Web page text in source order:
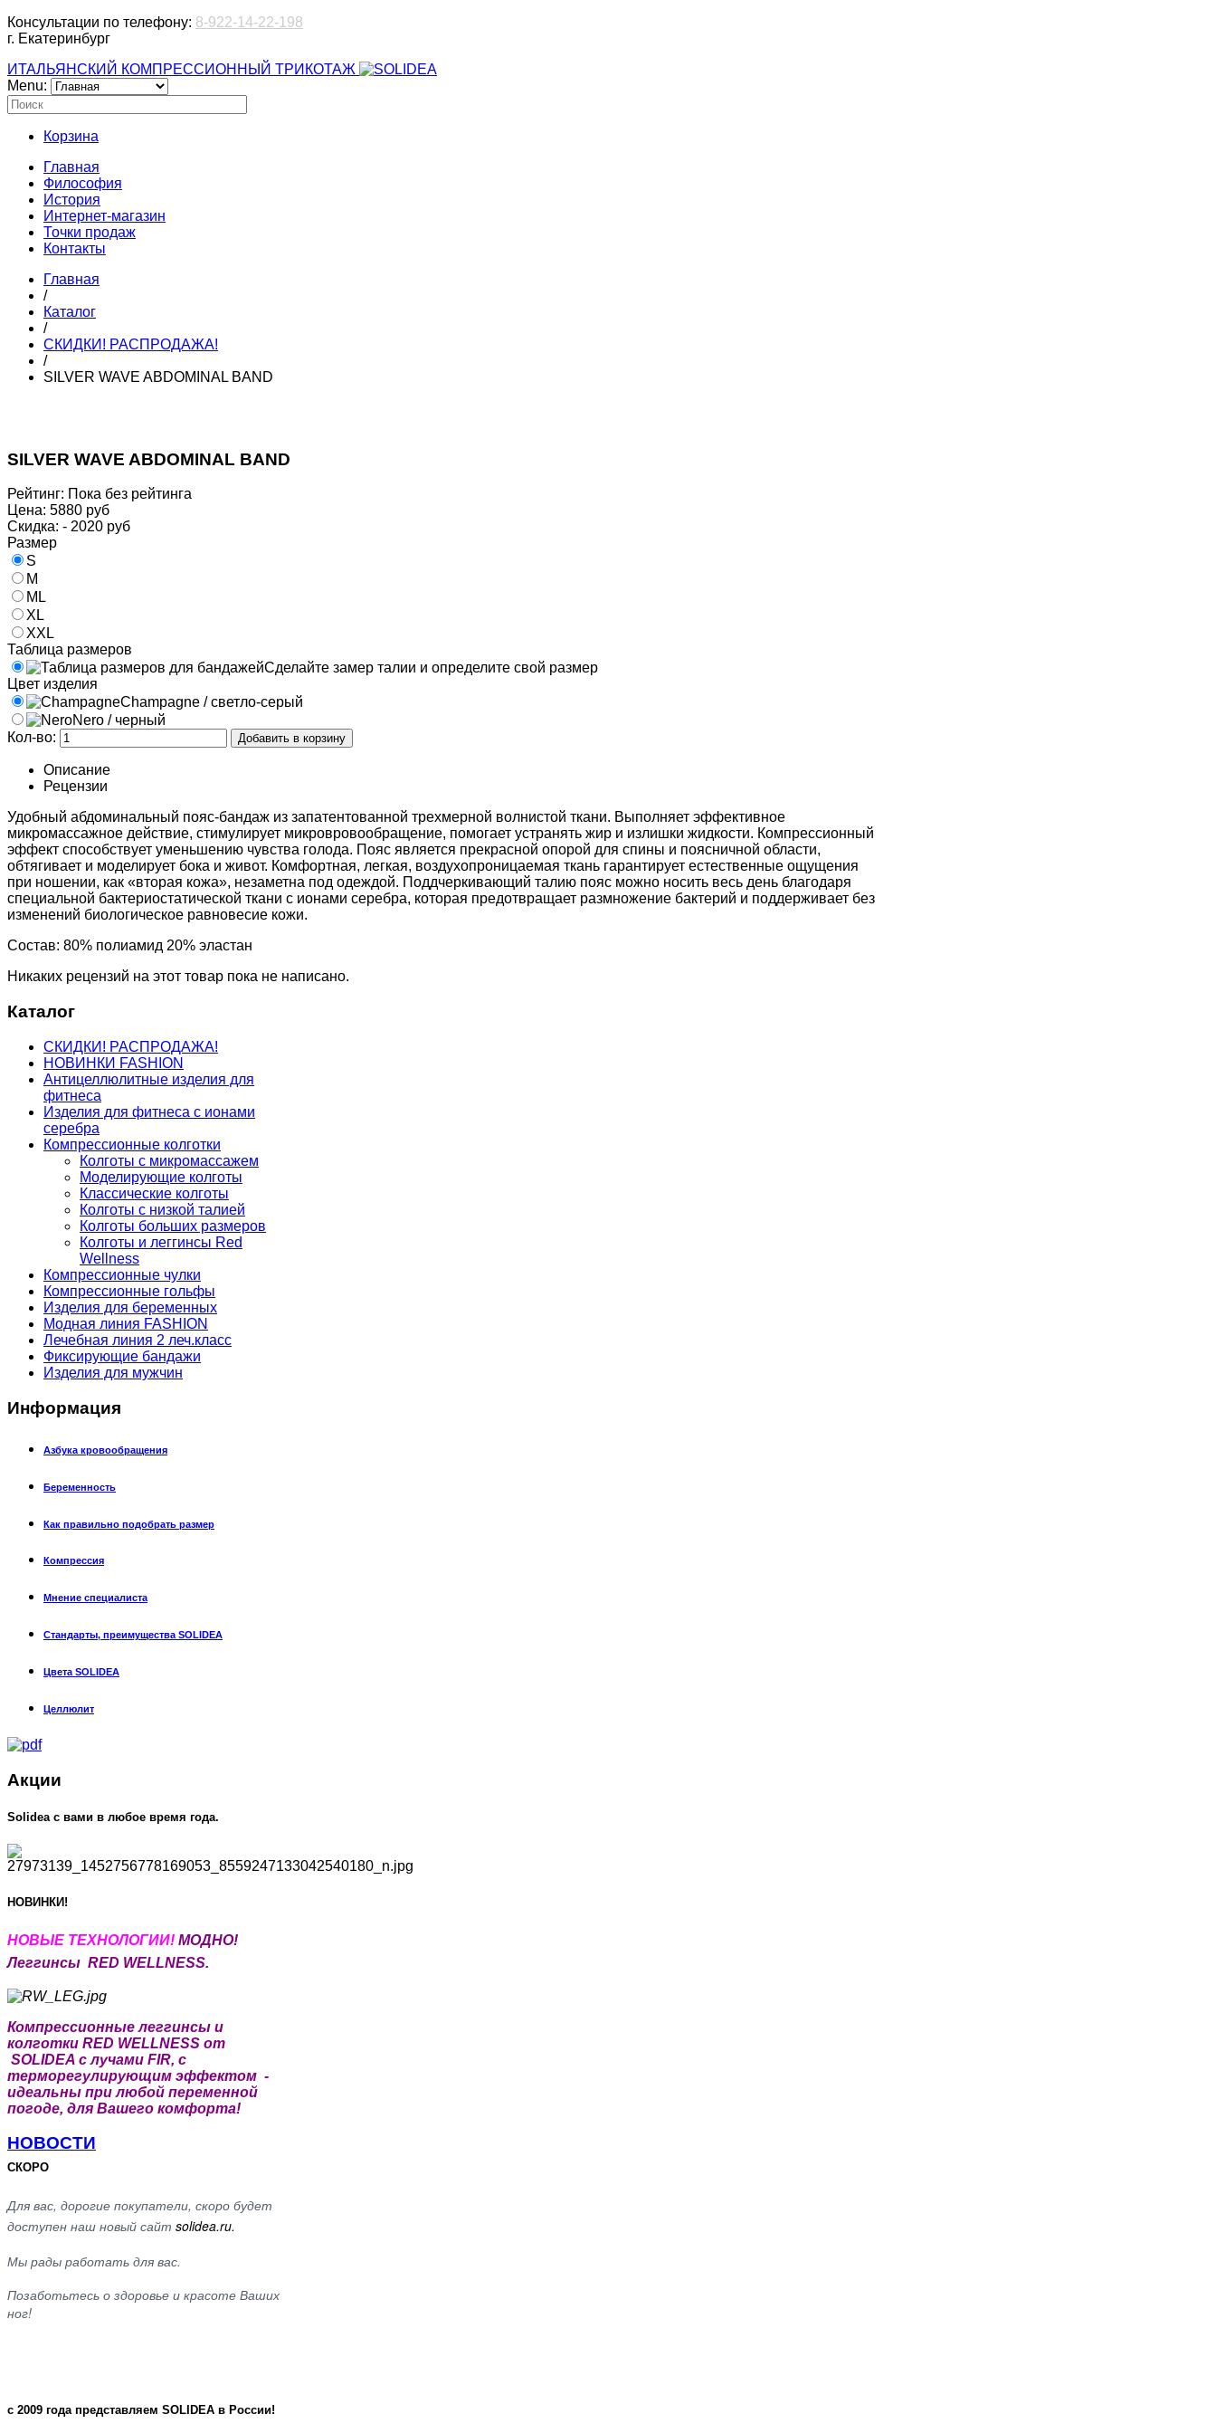
Консультации по телефону: 8-922-14-22-198
г. Екатеринбург
ИТАЛЬЯНСКИЙ КОМПРЕССИОННЫЙ ТРИКОТАЖ
Menu:
Корзина
Главная
Философия
История
Интернет-магазин
Точки продаж
Контакты
Главная
/
Каталог
/
СКИДКИ! РАСПРОДАЖА!
/
SILVER WAVE ABDOMINAL BAND
SILVER WAVE ABDOMINAL BAND
Рейтинг: Пока без рейтинга
Цена: 5880 руб
Скидка: - 2020 руб
Размер
S
M
ML
XL
XXL
Таблица размеров
Сделайте замер талии и определите свой размер
Цвет изделия
Champagne / светло-серый
Nero / черный
Кол-во:
Описание
Рецензии
Удобный абдоминальный пояс-бандаж из запатентованной трехмерной волнистой ткани. Выполняет эффективное
микромассажное действие, стимулирует микровровообращение, помогает устранять жир и излишки жидкости. Компрессионный
эффект способствует уменьшению чувства голода. Пояс является прекрасной опорой для спины и поясничной области,
обтягивает и моделирует бока и живот. Комфортная, легкая, воздухопроницаемая ткань гарантирует естественные ощущения
при ношении, как «вторая кожа», незаметна под одеждой. Поддчеркивающий талию пояс можно носить весь день благодаря
специальной бактериостатической ткани с ионами серебра, которая предотвращает размножение бактерий и поддерживает без
изменений биологическое равновесие кожи.
Состав: 80% полиамид 20% эластан
Никаких рецензий на этот товар пока не написано.
Каталог
СКИДКИ! РАСПРОДАЖА!
НОВИНКИ FASHION
Антицеллюлитные изделия для
фитнеса
Изделия для фитнеса с ионами
серебра
Компрессионные колготки
Колготы с микромассажем
Моделирующие колготы
Классические колготы
Колготы с низкой талией
Колготы больших размеров
Колготы и леггинсы Red
Wellness
Компрессионные чулки
Компрессионные гольфы
Изделия для беременных
Модная линия FASHION
Лечебная линия 2 леч.класс
Фиксирующие бандажи
Изделия для мужчин
Информация
Азбука кровообращения
Беременность
Как правильно подобрать размер
Компрессия
Мнение специалиста
Стандарты, преимущества SOLIDEA
Цвета SOLIDEA
Целлюлит
Акции
Solidea c вами в любое время года.
НОВИНКИ!
НОВЫЕ ТЕХНОЛОГИИ! МОДНО!
Леггинсы RED WELLNESS.
Компрессионные леггинсы и
колготки RED WELLNESS от
SOLIDEA с лучами FIR, с
терморегулирующим эффектом -
идеальны при любой переменной
погоде, для Вашего комфорта!
НОВОСТИ
СКОРО
Для вас, дорогие покупатели, скоро будет
доступен наш новый сайт solidea.ru.
Мы рады работать для вас.
Позаботьтесь о здоровье и красоте Ваших
ног!
c 2009 года представляем SOLIDEA в России!